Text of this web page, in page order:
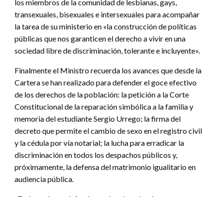
los miembros de la comunidad de lesbianas, gays,
transexuales, bisexuales e intersexuales para acompañar
la tarea de su ministerio en «la construcción de políticas
públicas que nos garanticen el derecho a vivir en una
sociedad libre de discriminación, tolerante e incluyente».
Finalmente el Ministro recuerda los avances que desde la
Cartera se han realizado para defender el goce efectivo
de los derechos de la población: la petición a la Corte
Constitucional de la reparación simbólica a la familia y
memoria del estudiante Sergio Urrego; la firma del
decreto que permite el cambio de sexo en el registro civil
y la cédula por vía notarial; la lucha para erradicar la
discriminación en todos los despachos públicos y,
próximamente, la defensa del matrimonio igualitario en
audiencia pública.